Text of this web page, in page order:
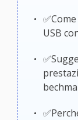
USB